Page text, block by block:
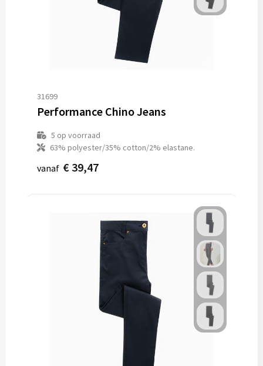
31699
Performance Chino Jeans
5 op voorraad
63% polyester/35% cotton/2% elastane.
vanaf € 39,47